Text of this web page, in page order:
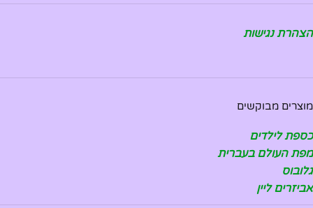
הצהרת נגישות
מוצרים מבוקשים
כספת לילדים
מפת העולם בעברית
גלובוס
אביזרים ליין